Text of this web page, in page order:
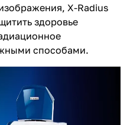
X-Radius
здоровье
способами.